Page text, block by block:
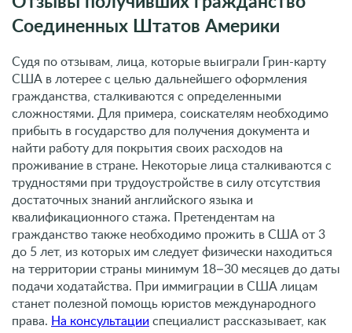
Соединенных Штатов Америки
Судя по отзывам, лица, которые выиграли Грин-карту
США в лотерее с целью дальнейшего оформления
гражданства, сталкиваются с определенными
сложностями. Для примера, соискателям необходимо
прибыть в государство для получения документа и
найти работу для покрытия своих расходов на
проживание в стране. Некоторые лица сталкиваются с
трудностями при трудоустройстве в силу отсутствия
достаточных знаний английского языка и
квалификационного стажа. Претендентам на
гражданство также необходимо прожить в США от 3
до 5 лет, из которых им следует физически находиться
на территории страны минимум 18–30 месяцев до даты
подачи ходатайства. При иммиграции в США лицам
станет полезной помощь юристов международного
права. На консультации специалист рассказывает, как